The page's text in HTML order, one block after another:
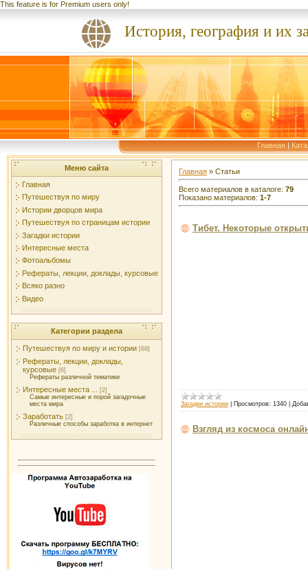
This feature is for Premium users only!
История, география и их
Главная|
Меню сайта
Главная
Путешествуя по миру
Истории дворцов мира
Путешествуя по страницам истории
Загадки истории
Интересные места
Фотоальбомы
Рефераты, лекции, доклады, курсовые
Всяко разно
Видео
Категории раздела
Путешествуя по миру и истории [69]
Рефераты, лекции, доклады,
курсовые [6]
Рефераты различной тематики
Интересные места ...
[2]
Самые интересные и порой загадочные
места мира
Заработать [2]
Различные способы заработка в интернет
Главная » Статьи
Всего материалов в каталоге: 79
Показано материалов: 1-7
Тибет. Некоторые
Загадки истории Просмотров: 1340
Взгляд из космоса